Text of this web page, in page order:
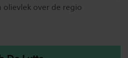
olievlek over de regio